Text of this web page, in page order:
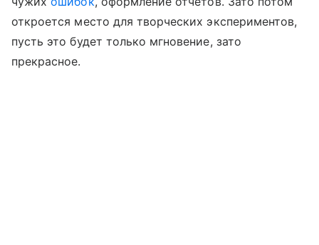
откроется место для творческих экспериментов,
пусть это будет только мгновение, зато
прекрасное.